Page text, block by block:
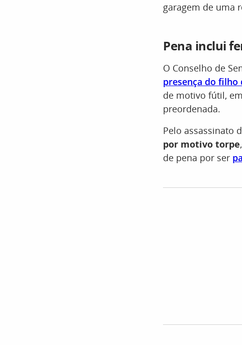
garagem de uma
Pena inclui
O Conselho de
presença do filho
de motivo fútil,
preordenada.
Pelo assassinato
por motivo torpe
de pena por ser